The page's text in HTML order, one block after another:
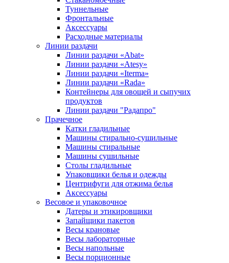
Туннельные
Фронтальные
Аксессуары
Расходные материалы
Линии раздачи
Линии раздачи «Abat»
Линии раздачи «Atesy»
Линии раздачи «Iterma»
Линии раздачи «Rada»
Контейнеры для овощей и сыпучих
продуктов
Линии раздачи "Радапро"
Прачечное
Катки гладильные
Машины стирально-сушильные
Машины стиральные
Машины сушильные
Столы гладильные
Упаковщики белья и одежды
Центрифуги для отжима белья
Аксессуары
Весовое и упаковочное
Датеры и этикировщики
Запайщики пакетов
Весы крановые
Весы лабораторные
Весы напольные
Весы порционные